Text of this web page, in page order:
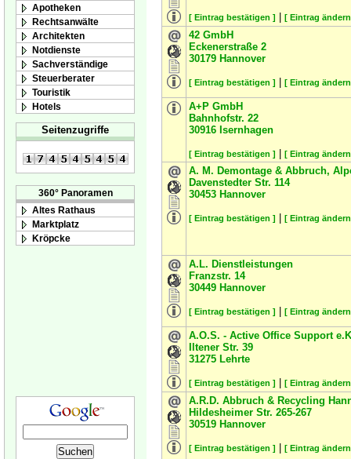
Apotheken
Rechtsanwälte
Architekten
Notdienste
Sachverständige
Steuerberater
Touristik
Hotels
Seitenzugriffe
360° Panoramen
Altes Rathaus
Marktplatz
Kröpcke
[ Eintrag bestätigen ] [ Eintrag
42 GmbH
Eckenerstraße 2
30179 Hannover
[ Eintrag bestätigen ] [ Eintrag
A+P GmbH
Bahnhofstr. 22
30916 Isernhagen
[ Eintrag bestätigen ] [ Eintrag
A. M. Demontage & Abbruch,
Davenstedter Str. 114
30453 Hannover
[ Eintrag bestätigen ] [ Eintrag
A.L. Dienstleistungen
Franzstr. 14
30449 Hannover
[ Eintrag bestätigen ] [ Eintrag
A.O.S. - Active Office Support
Iltener Str. 39
31275 Lehrte
[ Eintrag bestätigen ] [ Eintrag
A.R.D. Abbruch & Recycling
Hildesheimer Str. 265-267
30519 Hannover
[ Eintrag bestätigen ] [ Eintrag